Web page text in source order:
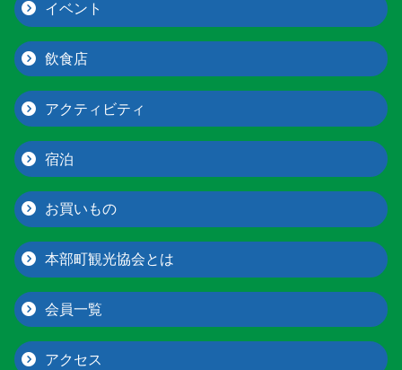
イベント
飲食店
アクティビティ
宿泊
お買いもの
本部町観光協会とは
会員一覧
アクセス